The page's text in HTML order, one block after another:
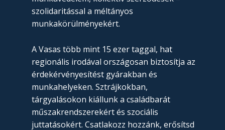
szolidaritással a méltányos
munkakörülményekért.
A Vasas több mint 15 ezer taggal, hat
regionális irodával országosan biztosítja az
érdekérvényesítést gyárakban és
munkahelyeken. Sztrájkokban,
tárgyalásokon kiállunk a családbarát
műszakrendszerekért és szociális
juttatásokért. Csatlakozz hozzánk, erősítsd